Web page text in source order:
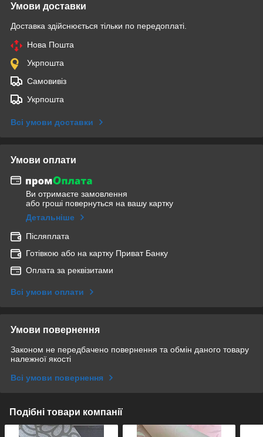
Умови доставки
Доставка здійснюється тільки по передоплаті.
Нова Пошта
Укрпошта
Самовивіз
Укрпошта
Всі умови доставки
Умови оплати
Ви отримаєте замовлення
або гроші повернуться на вашу картку
Детальніше
Післяплата
Готівкою або на картку Приват Банку
Оплата за реквізитами
Всі умови оплати
Умови повернення
Законом не передбачено повернення та обмін даного товару
належної якості
Всі умови повернення
Подібні товари компанії